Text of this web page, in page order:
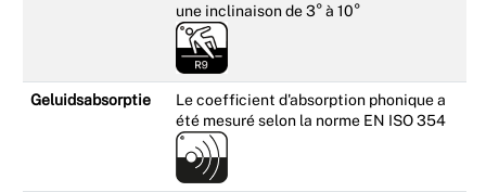
une inclinaison de 3° à 10°
Geluidsabsorptie
Le coefficient d'absorption phonique a
été mesuré selon la norme EN ISO 354